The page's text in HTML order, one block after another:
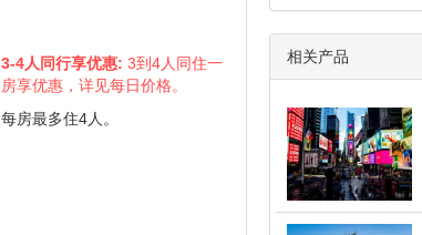
3-4人同行享优惠: 3到4人同住一
房享优惠，详见每日价格。
每房最多住4人。
相关产品